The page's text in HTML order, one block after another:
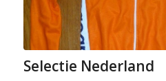
Selectie Nederland